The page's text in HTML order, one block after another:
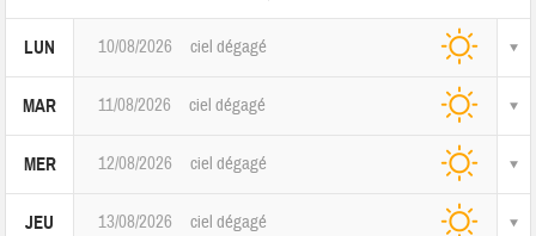
LUN 10/08/2026 ciel dégagé
MAR 11/08/2026 ciel dégagé
MER 12/08/2026 ciel dégagé
JEU 13/08/2026 ciel dégagé